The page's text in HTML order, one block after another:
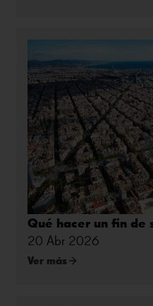
Qué hacer un fin de
20 Abr 2026
Ver más